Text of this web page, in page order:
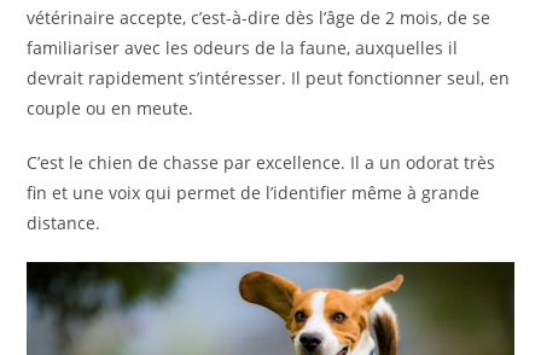
vétérinaire accepte, c’est-à-dire dès l’âge de 2 mois, de se
familiariser avec les odeurs de la faune, auxquelles il
devrait rapidement s’intéresser. Il peut fonctionner seul, en
couple ou en meute.
C’est le chien de chasse par excellence. Il a un odorat très
fin et une voix qui permet de l’identifier même à grande
distance.